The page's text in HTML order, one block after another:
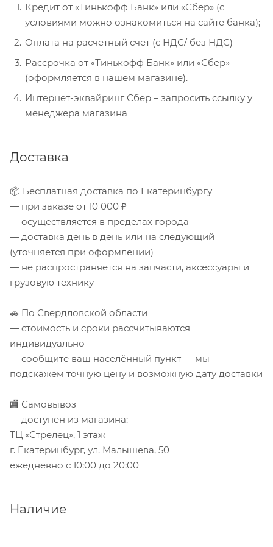
Кредит от «Тинькофф Банк» или «Сбер» (с
условиями можно ознакомиться на сайте банка);
Оплата на расчетный счет (с НДС/ без НДС)
Рассрочка от «Тинькофф Банк» или «Сбер»
(оформляется в нашем магазине).
Интернет-эквайринг Сбер – запросить ссылку у
менеджера магазина
Доставка
📦 Бесплатная доставка по Екатеринбургу
— при заказе от 10 000 ₽
— осуществляется в пределах города
— доставка день в день или на следующий
(уточняется при оформлении)
— не распространяется на запчасти, аксессуары и
грузовую технику
🚗 По Свердловской области
— стоимость и сроки рассчитываются
индивидуально
— сообщите ваш населённый пункт — мы
подскажем точную цену и возможную дату доставки
🏬 Самовывоз
— доступен из магазина:
ТЦ «Стрелец», 1 этаж
г. Екатеринбург, ул. Малышева, 50
ежедневно с 10:00 до 20:00
Наличие